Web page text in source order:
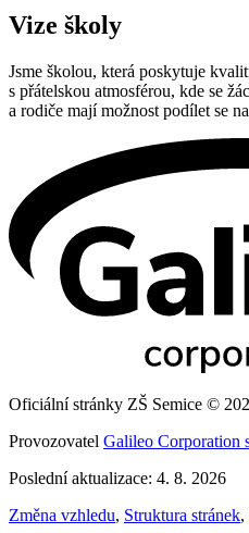
Vize školy
Jsme školou, která poskytuje
s přátelskou atmosférou, kde se
a rodiče mají možnost podílet se
Oficiální stránky ZŠ Semice ©
Provozovatel Galileo Corporation
Poslední aktualizace: 4. 8. 2026
Změna vzhledu, Struktura stránek,